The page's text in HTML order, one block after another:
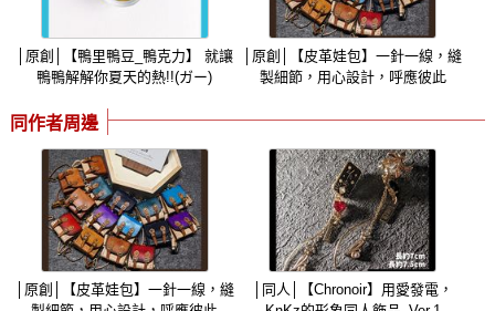
│原創│【鴨里鴨豆_鴨克力】 就讓
鴨鴨解解你夏天的熱!!(ガー)
│原創│【皮革娃包】一針一線，縫
製細節，用心設計，呼應彼此
同作者周邊
│原創│【皮革娃包】一針一線，縫
│同人│【Chronoir】用愛發電，